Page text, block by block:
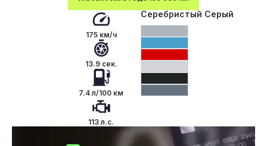
175 км/ч
13.9 сек.
7.4 л/100 км
113 л.с.
Серебристый Серый